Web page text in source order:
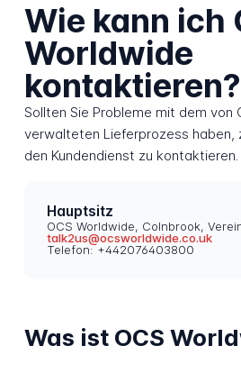
Wie kann ich
Worldwide
kontaktieren?
Sollten Sie Probleme mit dem von
verwalteten Lieferprozess haben,
den Kundendienst zu kontaktieren.
Hauptsitz
OCS Worldwide, Colnbrook,
talk2us@ocsworldwide.co.uk
Telefon: +442076403800
Was ist OCS